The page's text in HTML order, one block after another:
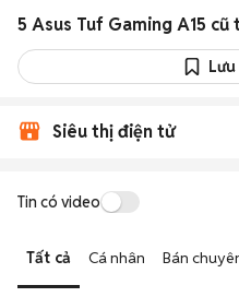
5 Asus Tuf Gaming A15 cũ
Siêu thị điện tử
Tin có video
Tất cả Cá nhân Bán